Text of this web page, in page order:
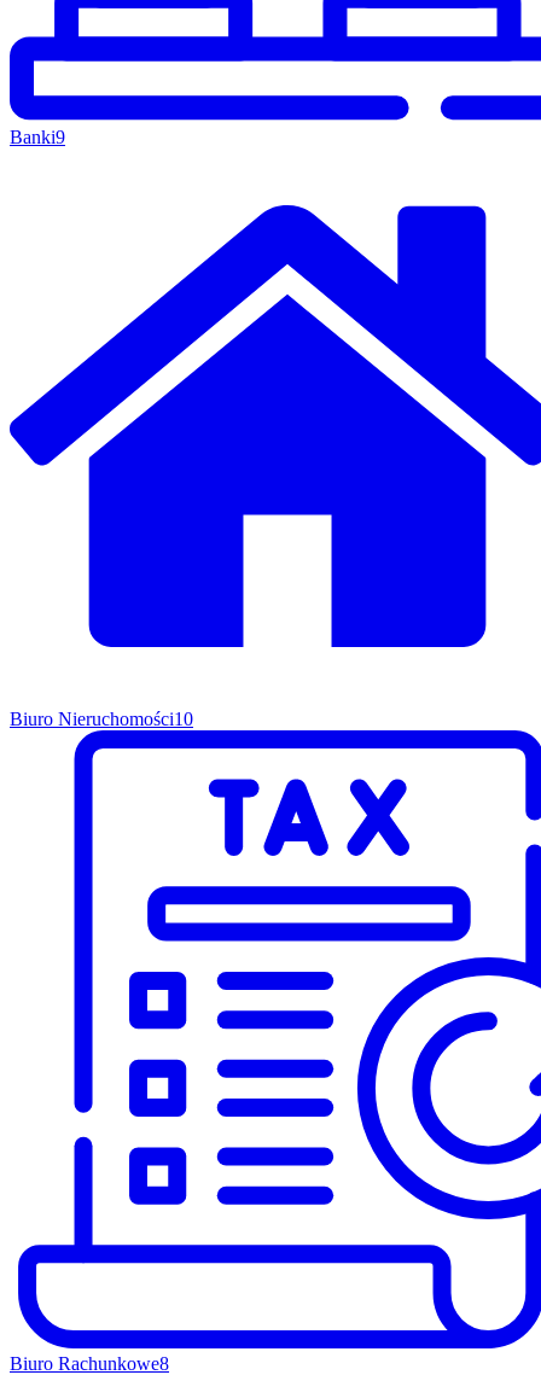
Banki9
Biuro Nieruchomości10
Biuro Rachunkowe8